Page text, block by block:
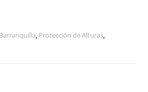
Barranquilla, Protección de Alturas,